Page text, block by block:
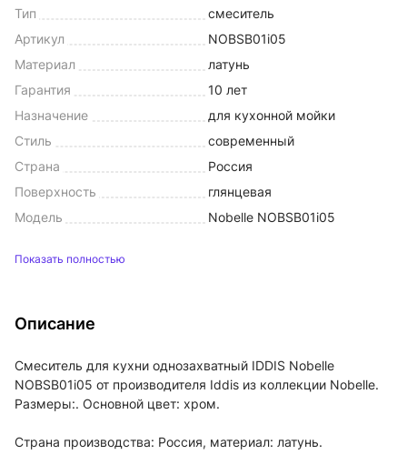
Тип
смеситель
Артикул
NOBSB01i05
Материал
латунь
Гарантия
10 лет
Назначение
для кухонной мойки
Стиль
современный
Страна
Россия
Поверхность
глянцевая
Модель
Nobelle NOBSB01i05
Показать полностью
Описание
Смеситель для кухни однозахватный IDDIS Nobelle
NOBSB01i05 от производителя Iddis из коллекции Nobelle.
Размеры:. Основной цвет: хром.
Страна производства: Россия, материал: латунь.